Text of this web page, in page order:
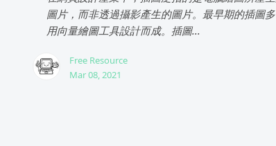
圖片，而非透過攝影產生的圖片。最早期的插圖
用向量繪圖工具設計而成。插圖...
Free Resource
Mar 08, 2021